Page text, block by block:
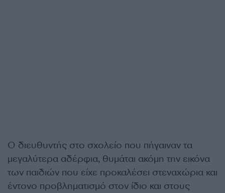
Ο διευθυντής στο σχολείο που πήγαιναν τα
μεγαλύτερα αδέρφια, θυμάται ακόμη την εικόνα
των παιδιών που είχε προκαλέσει στεναχώρια και
έντονο προβληματισμό στον ίδιο και στους